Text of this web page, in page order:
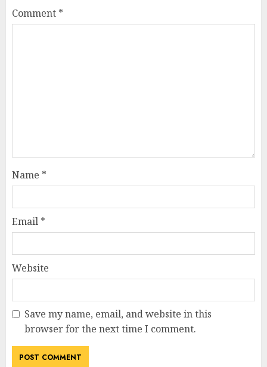
Comment *
Name *
Email *
Website
Save my name, email, and website in this
browser for the next time I comment.